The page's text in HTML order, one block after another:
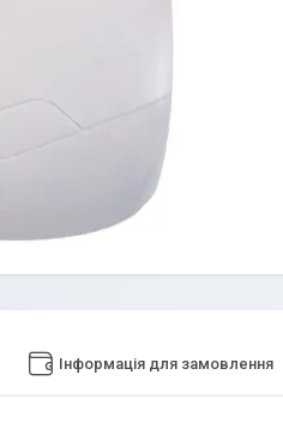
Інформація для замовлення